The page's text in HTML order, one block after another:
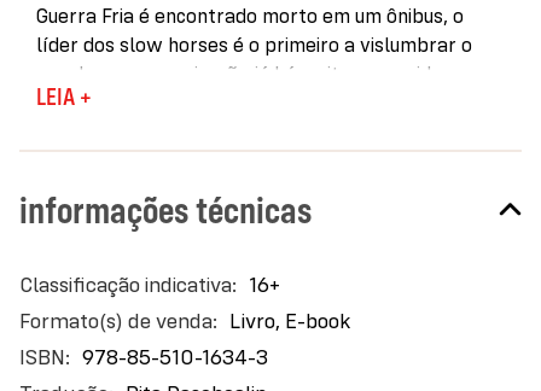
Guerra Fria é encontrado morto em um ônibus, o
líder dos slow horses é o primeiro a vislumbrar o
eco de uma conspiração já há muito esquecida.
Num emaranhado de rastros aparentemente
relevância pela primeira vez em décadas: Alexander
Serviço andar em círculos, seguindo pistas
distante que levam a um minúsculo vilarejo, ainda
mais insignificante, no coração da Inglaterra. No
entanto, no jogo de espelhos dos agentes secretos,
quase nada se prova fruto do acaso.
LEIA +
informações técnicas
Mais
informações
16+
Livro, E-book
978-85-510-1634-3